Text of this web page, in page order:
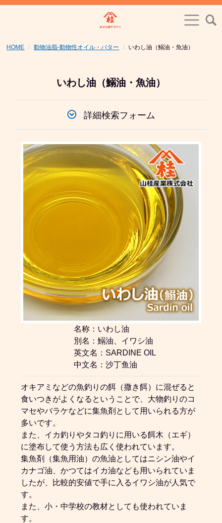
HOME 動物油脂-動物性オイル・バター いわし油（鰯油・魚油）
いわし油（鰯油・魚油）
詳細検索フォーム
名称：いわし油
別名：鰯油、イワシ油
英文名：SARDINE OIL
中文名：沙丁鱼油
オキアミなどの魚釣りの餌（撒き餌）に混ぜると
食いつきがよくなるということで、大物釣りのコ
マセやバラケなどに集魚剤として用いられる方が
多いです。
また、イカ釣りやタコ釣りに用いる餌木（エギ）
に塗布して使う方法も広く使われています。
集魚剤（集魚用油）の魚油としてはニシン油やイ
カナゴ油、かつてはイカ油なども用いられていま
したが、比較的安値で手に入るイワシ油が人気で
す。
また、小・中学校の教材としても使われていま
す。